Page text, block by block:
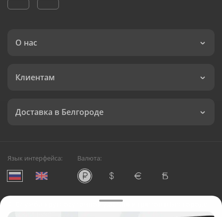
О нас
Клиентам
Доставка в Белгороде
Язык интерфейса: Валюта:
Служба круглосуточной доставки цветов в Белгороде
Русский Букет, 2026